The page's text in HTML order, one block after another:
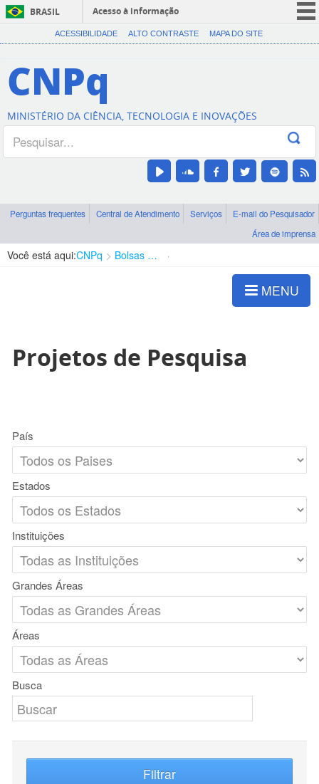
BRASIL
Acesso à informação
CORONAVÍRUS (COVID-19)
Canais
ACESSIBILIDADE ALTO CONTRASTE MAPA DO SITE
CNPq
MINISTÉRIO DA CIÊNCIA, TECNOLOGIA E INOVAÇÕES
Perguntas frequentes Central de Atendimento Serviços
E-mail do Pesquisador
Área de imprensa
Você está aqui:CNPq Bolsas e Auxílios Vigentes
MENU
Projetos de Pesquisa
País
Estados
Instituições
Grandes Áreas
Áreas
Busca
Filtrar